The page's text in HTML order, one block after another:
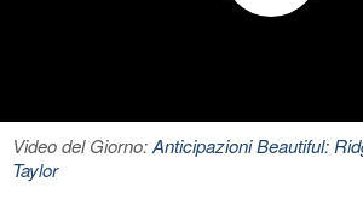
Video del Giorno:Anticipazioni Beautiful:
Taylor